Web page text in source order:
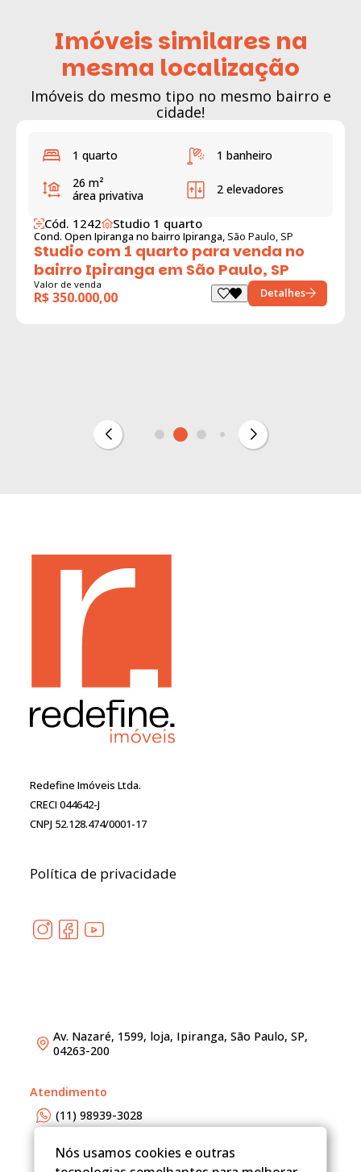
Imóveis similares na
mesma localização
Imóveis do mesmo tipo no mesmo bairro e
cidade!
1 quarto
1 banheiro
26 m²
área privativa
2 elevadores
Cód. 1242 Studio 1 quarto
Cond. Open Ipiranga no bairro Ipiranga, São Paulo, SP
Studio com 1 quarto para venda no
bairro Ipiranga em São Paulo, SP
Valor de venda
R$ 350.000,00 Detalhes
Redefine Imóveis Ltda.
CRECI 044642-J
CNPJ 52.128.474/0001-17
Política de privacidade
Av. Nazaré, 1599, loja, Ipiranga, São Paulo, SP,
04263-200
Atendimento
(11) 98939-3028
adm@redefineimoveis.com.br
Nós usamos cookies e outras